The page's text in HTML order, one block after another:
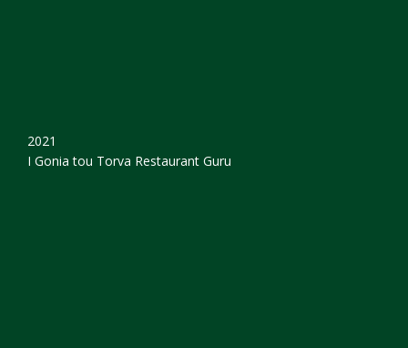
2021
I Gonia tou Torva Restaurant Guru